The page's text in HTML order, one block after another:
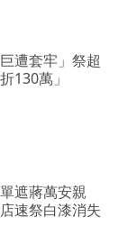
遭套牢」祭超
130萬」
遮蔣萬安親
速祭白漆消失